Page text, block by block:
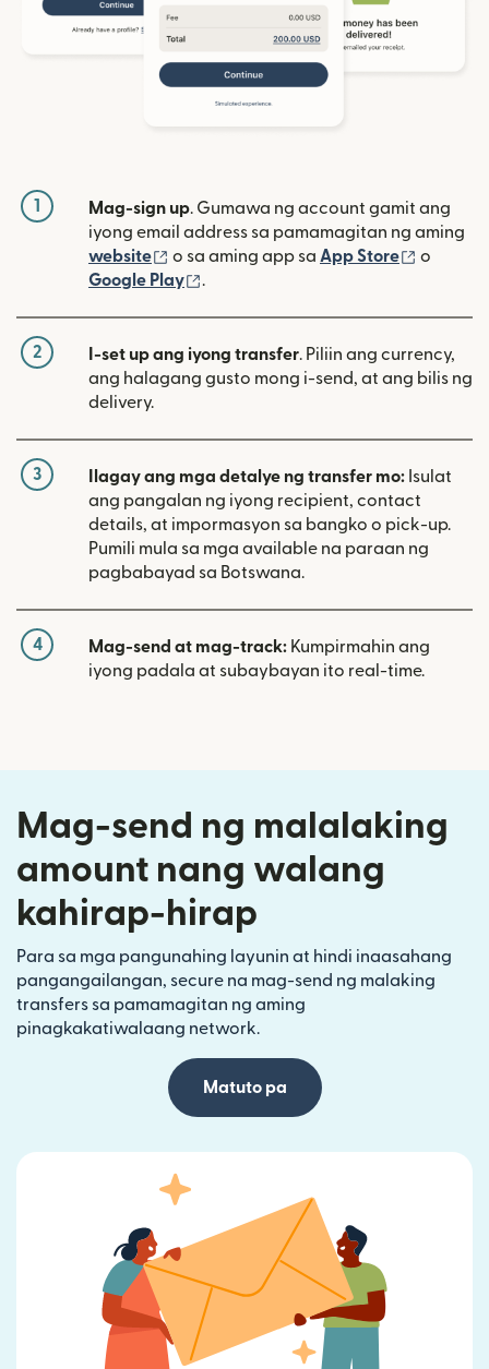
1 Mag-sign up. Gumawa ng account gamit ang
iyong email address sa pamamagitan ng aming
website
(bubukas sa bagong window)
o sa aming app sa App Store
o
Google Play
.
2 I-set up ang iyong transfer. Piliin ang currency,
ang halagang gusto mong i-send, at ang bilis ng
delivery.
3 Ilagay ang mga detalye ng transfer mo: Isulat
ang pangalan ng iyong recipient, contact
details, at impormasyon sa bangko o pick-up.
Pumili mula sa mga available na paraan ng
pagbabayad sa Botswana.
4 Mag-send at mag-track: Kumpirmahin ang
iyong padala at subaybayan ito real-time.
Mag-send ng malalaking
amount nang walang
kahirap-hirap
Para sa mga pangunahing layunin at hindi inaasahang
pangangailangan, secure na mag-send ng malaking
transfers sa pamamagitan ng aming
pinagkakatiwalaang network.
Matuto pa